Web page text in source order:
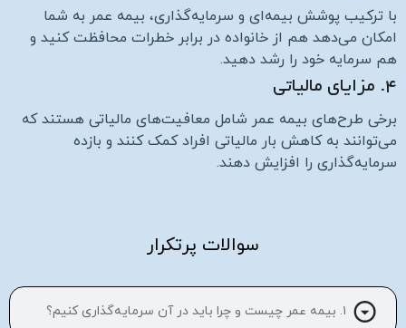
با ترکیب پوشش بیمه‌ای و سرمایه‌گذاری، بیمه عمر به شما
امکان می‌دهد هم از خانواده در برابر خطرات محافظت کنید و
هم سرمایه خود را رشد دهید.
۴. مزایای مالیاتی
برخی طرح‌های بیمه عمر شامل معافیت‌های مالیاتی هستند که
می‌توانند به کاهش بار مالیاتی افراد کمک کنند و بازده
سرمایه‌گذاری را افزایش دهند.
سوالات پرتکرار
۱. بیمه عمر چیست و چرا باید در آن سرمایه‌گذاری کنیم؟